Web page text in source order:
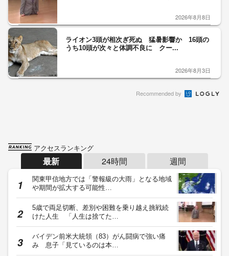
2026年8月8日
ライオン3頭が相次ぎ死ぬ 猛暑影響か 16頭の
うち10頭が次々と体調不良に クー...
2026年8月3日
Recommended by
アクセスランキング
最新 24時間 週間
関東甲信地方では「警報級の大雨」となる地域
や期間が拡大する可能性…
5歳で両足切断、差別や困難を乗り越え挑戦続
けた人生 「人生は捨てた…
バイデン前米大統領（83）がん闘病で強い痛
み 息子「見ているのは本…